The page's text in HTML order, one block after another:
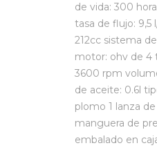
de vida: 300
tasa de flujo: 9,5
212cc sistema
motor: ohv de 4
3600 rpm
de aceite: 0.6l
plomo 1 lanza
manguera de
embalado en